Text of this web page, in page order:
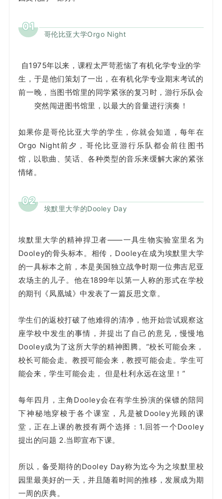
01
哥伦比亚大学Orgo Night
自1975年以来，课程太严苛惹恼了有机化学专业的学
生，于是他们策划了一出，在有机化学专业期末考试的
前一晚，当图书馆里的同学紧张的复习时，游行乐队会
突然闯进图书馆里，以最大的音量进行演奏！
如果你是哥伦比亚大学的学生，你就会知道，每年在
Orgo Night前夕，哥伦比亚游行乐队都会前往图书
馆，以歌曲、笑话、各种类型的音乐来缓解大家的紧张
情绪。
02
埃默里大学的Dooley Day
埃默里大学的精神捍卫者——一具生物实验室里名为
Dooley的骨头标本。相传，Dooley在成为埃默里大学
的一具标本之前，本是美国独立战争时期一位弗吉尼亚
农场主的儿子。他在1899年以第一人称的形式在学校
的期刊《凤凰城》中发表了一篇反思文章。
学生们的返校打破了他难得的清净，他开始尝试观察这
座学校中发生的事情，并提出了自己的意见，慢慢地
Dooley成为了这所大学的精神图腾。“校长可能会来，
校长可能会走。教授可能会来，教授可能会走。学生可
能会来，学生可能会走， 但是杜利永远在这里！”
每年四月，主角Dooley会在有学生扮演的保镖的陪同
下神秘地穿梭于各个课室，凡是被Dooley光顾的课
堂，正在上课的教授有两个选择：1.回答一个Dooley
提出的问题 2.当即宣布下课。
所以，备受期待的Dooley Day称为迄今为之埃默里校
园里最美好的一天，并且随着时间的推移，发展成为期
一周的庆典。